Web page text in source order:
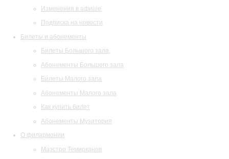
Изменения в афише
Подписка на новости
Билеты и абонементы
Билеты Большого зала
Абонементы Большого зала
Билеты Малого зала
Абонементы Малого зала
Как купить билет
Абонементы Музитория
О филармонии
Маэстро Темирканов